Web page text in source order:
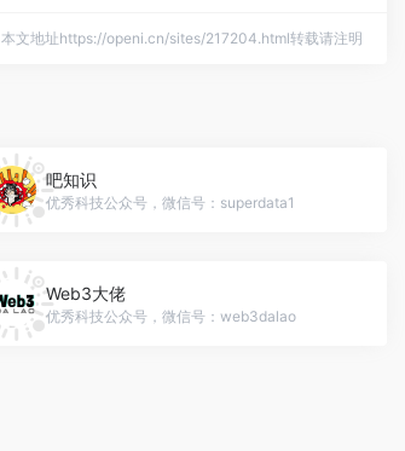
本文地址https://openi.cn/sites/217204.html转载请注明
吧知识
优秀科技公众号，微信号：superdata1
Web3大佬
优秀科技公众号，微信号：web3dalao